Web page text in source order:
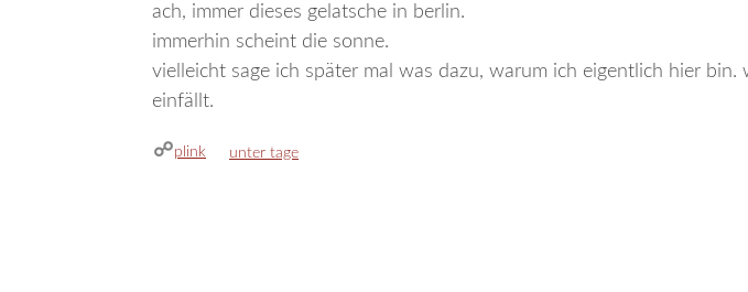
ach, immer dieses gelatsche in berlin.
immerhin scheint die sonne.
vielleicht sage ich später mal was dazu, warum ich eigentlich hier
einfällt.
plink kategorien
unter tage